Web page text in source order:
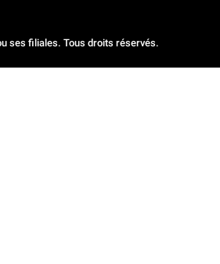
ses filiales. Tous droits réservés.